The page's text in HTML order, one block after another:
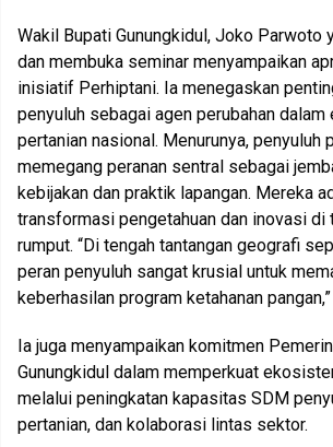
Wakil Bupati Gunungkidul, Joko Parwoto
dan membuka seminar menyampaikan
inisiatif Perhiptani. Ia menegaskan
penyuluh sebagai agen perubahan
pertanian nasional. Menurunya, penyuluh
memegang peranan sentral sebagai
kebijakan dan praktik lapangan. Mereka
transformasi pengetahuan dan inovasi di
rumput. “Di tengah tantangan geografi
peran penyuluh sangat krusial untuk
keberhasilan program ketahanan
Ia juga menyampaikan komitmen
Gunungkidul dalam memperkuat
melalui peningkatan kapasitas SDM
pertanian, dan kolaborasi lintas sektor.